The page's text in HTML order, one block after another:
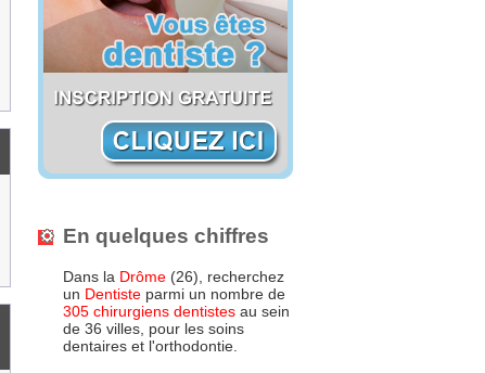
En quelques chiffres
Dans la Drôme (26), recherchez
un Dentiste parmi un nombre de
305 chirurgiens dentistes au sein
de 36 villes, pour les soins
dentaires et l'orthodontie.